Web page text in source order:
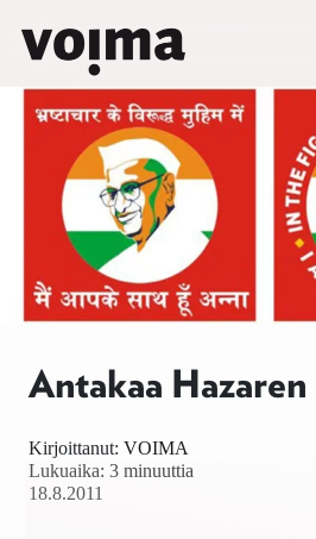
Siirry sisältöön
Päävalikko
Antakaa
18.8.2011
Kirjoittanut: VOIMA
Lukuaika: 3 minuuttia